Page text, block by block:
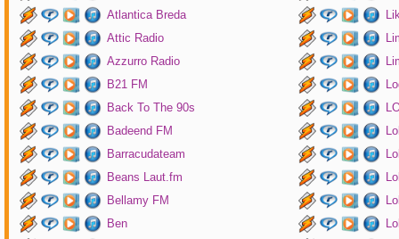
Atlantica Breda
Attic Radio
Azzurro Radio
B21 FM
Back To The 90s
Badeend FM
Barracudateam
Beans Laut.fm
Bellamy FM
Ben